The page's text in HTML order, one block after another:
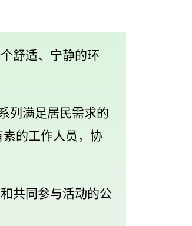
舒适、宁静的环
列满足居民需求的
的工作人员，协
共同参与活动的公